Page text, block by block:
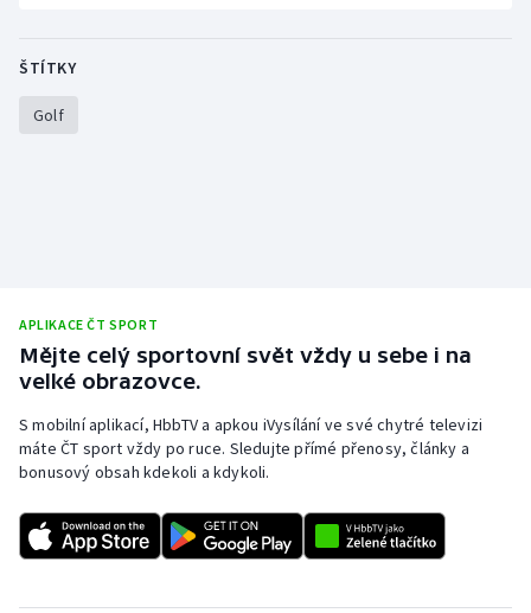
Vodní slalom
Volejbal
ŠTÍTKY
Golf
APLIKACE ČT SPORT
Mějte celý sportovní svět vždy u sebe i na
velké obrazovce.
S mobilní aplikací, HbbTV a apkou iVysílání ve své chytré televizi
máte ČT sport vždy po ruce. Sledujte přímé přenosy, články a
bonusový obsah kdekoli a kdykoli.